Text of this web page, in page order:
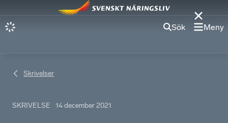
Sök Meny
Skrivelser
SKRIVELSE 14 december 2021